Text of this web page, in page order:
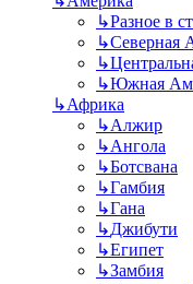
↳Разное в
↳Северная
↳
↳Южная
↳Африка
↳Алжир
↳Ангола
↳Ботсвана
↳Гамбия
↳Гана
↳Джибути
↳Египет
↳Замбия